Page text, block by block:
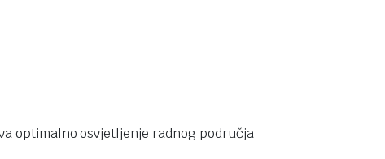
optimalno osvjetljenje radnog područja